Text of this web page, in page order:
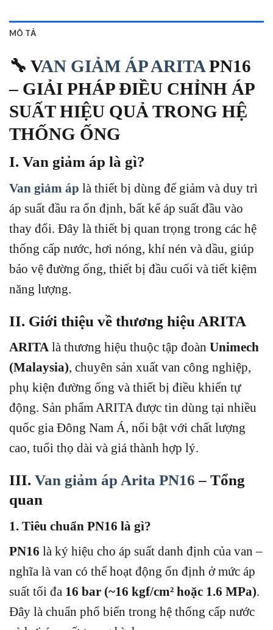
MÔ TẢ
🔧 VAN GIẢM ÁP ARITAPN16
– GIẢI PHÁP ĐIỀU CHỈNH ÁP
SUẤT HIỆU QUẢ TRONG HỆ
THỐNG ỐNG
I. Van giảm áp là gì?
Van giảm áp là thiết bị dùng để giảm và duy trì
áp suất đầu ra ổn định, bất kể áp suất đầu vào
thay đổi. Đây là thiết bị quan trọng trong các hệ
thống cấp nước, hơi nóng, khí nén và dầu, giúp
bảo vệ đường ống, thiết bị đầu cuối và tiết kiệm
năng lượng.
II. Giới thiệu về thương hiệu ARITA
ARITA là thương hiệu thuộc tập đoàn Unimech
(Malaysia), chuyên sản xuất van công nghiệp,
phụ kiện đường ống và thiết bị điều khiển tự
động. Sản phẩm ARITA được tin dùng tại nhiều
quốc gia Đông Nam Á, nổi bật với chất lượng
cao, tuổi thọ dài và giá thành hợp lý.
III. Van giảm áp Arita PN16 – Tổng
quan
1. Tiêu chuẩn PN16 là gì?
PN16 là ký hiệu cho áp suất danh định của van –
nghĩa là van có thể hoạt động ổn định ở mức áp
suất tối đa 16 bar (~16 kgf/cm² hoặc 1.6 MPa).
Đây là chuẩn phổ biến trong hệ thống cấp nước